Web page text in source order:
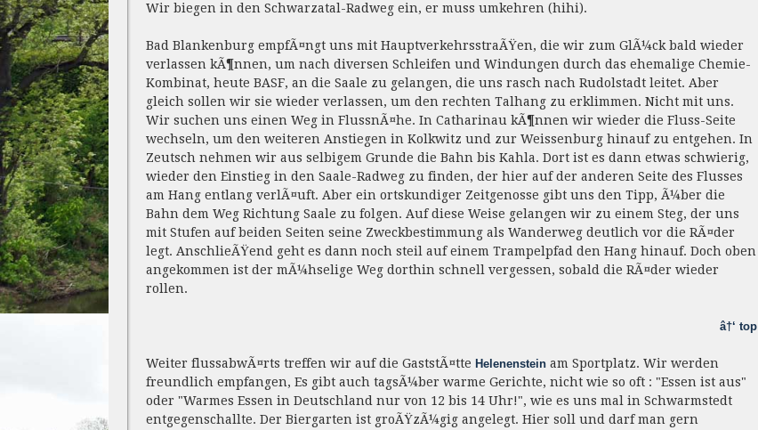
Wir biegen in den Schwarzatal-Radweg ein, er muss umkehren (hihi).
Bad Blankenburg empfÃ¤ngt uns mit HauptverkehrsstraÃŸen, die wir zum GlÃ¼ck bald wieder
verlassen kÃ¶nnen, um nach diversen Schleifen und Windungen durch das ehemalige Chemie-
Kombinat, heute BASF, an die Saale zu gelangen, die uns rasch nach Rudolstadt leitet. Aber
gleich sollen wir sie wieder verlassen, um den rechten Talhang zu erklimmen. Nicht mit uns.
Wir suchen uns einen Weg in FlussnÃ¤he. In Catharinau kÃ¶nnen wir wieder die Fluss-Seite
wechseln, um den weiteren Anstiegen in Kolkwitz und zur Weissenburg hinauf zu entgehen. In
Zeutsch nehmen wir aus selbigem Grunde die Bahn bis Kahla. Dort ist es dann etwas schwierig,
wieder den Einstieg in den Saale-Radweg zu finden, der hier auf der anderen Seite des Flusses
am Hang entlang verlÃ¤uft. Aber ein ortskundiger Zeitgenosse gibt uns den Tipp, Ã¼ber die
Bahn dem Weg Richtung Saale zu folgen. Auf diese Weise gelangen wir zu einem Steg, der uns
mit Stufen auf beiden Seiten seine Zweckbestimmung als Wanderweg deutlich vor die RÃ¤der
legt. AnschlieÃŸend geht es dann noch steil auf einem Trampelpfad den Hang hinauf. Doch oben
angekommen ist der mÃ¼hselige Weg dorthin schnell vergessen, sobald die RÃ¤der wieder
rollen.
â†‘ top
Weiter flussabwÃ¤rts treffen wir auf die GaststÃ¤tte Helenensteinam Sportplatz. Wir werden
freundlich empfangen, Es gibt auch tagsÃ¼ber warme Gerichte, nicht wie so oft : "Essen ist aus"
oder "Warmes Essen in Deutschland nur von 12 bis 14 Uhr!", wie es uns mal in Schwarmstedt
entgegenschallte. Der Biergarten ist groÃŸzÃ¼gig angelegt. Hier soll und darf man gern